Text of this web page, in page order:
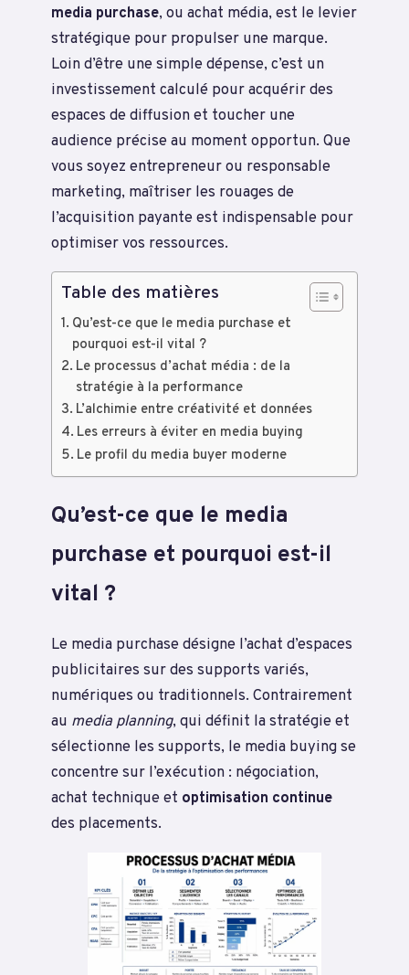
media purchase, ou achat média, est le levier
stratégique pour propulser une marque.
Loin d’être une simple dépense, c’est un
investissement calculé pour acquérir des
espaces de diffusion et toucher une
audience précise au moment opportun. Que
vous soyez entrepreneur ou responsable
marketing, maîtriser les rouages de
l’acquisition payante est indispensable pour
optimiser vos ressources.
Table des matières
Qu’est-ce que le media purchase et
pourquoi est-il vital ?
Le processus d’achat média : de la
stratégie à la performance
L’alchimie entre créativité et données
Les erreurs à éviter en media buying
Le profil du media buyer moderne
Qu’est-ce que le media
purchase et pourquoi est-il
vital ?
Le media purchase désigne l’achat d’espaces
publicitaires sur des supports variés,
numériques ou traditionnels. Contrairement
au media planning, qui définit la stratégie et
sélectionne les supports, le media buying se
concentre sur l’exécution : négociation,
achat technique et optimisation continue
des placements.